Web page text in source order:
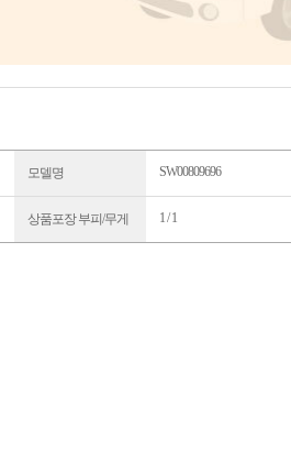
모델명 SW00809696
상품포장 부피/무게 1 / 1